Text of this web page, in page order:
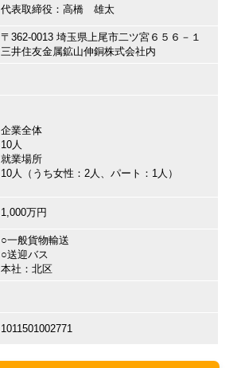
代表取締役：高橋 雄太
〒362-0013 埼玉県上尾市二ツ宮６５６－１
三井住友金属鉱山伸銅株式会社内
企業全体
10人
就業場所
10人（うち女性：2人、パート：1人）
1,000万円
○一般貨物輸送
○送迎バス
本社：北区
1011501002771